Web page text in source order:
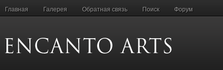
Главная Галерея Обратная связь Поиск Форум